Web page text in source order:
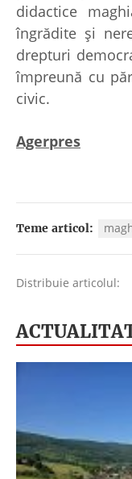
didactice
îngrădite şi
drepturi
împreună cu
civic.
Agerpres
Teme articol:
Distribuie articolul: